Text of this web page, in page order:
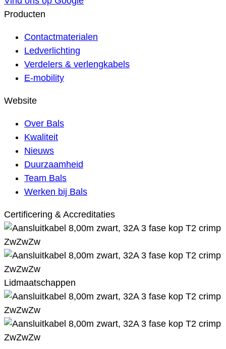
Producten
Contactmaterialen
Ledverlichting
Verdelers & verlengkabels
E-mobility
Website
Over Bals
Kwaliteit
Nieuws
Duurzaamheid
Team Bals
Werken bij Bals
Certificering & Accreditaties
Lidmaatschappen